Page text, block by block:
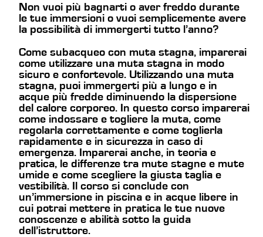
Non vuoi più bagnarti o aver freddo durante
le tue immersioni o vuoi semplicemente avere
la possibilità di immergerti tutto l’anno?
Come subacqueo con muta stagna, imparerai
come utilizzare una muta stagna in modo
sicuro e confortevole. Utilizzando una muta
stagna, puoi immergerti più a lungo e in
acque più fredde diminuendo la dispersione
del calore corporeo. In questo corso imparerai
come indossare e togliere la muta, come
regolarla correttamente e come toglierla
rapidamente e in sicurezza in caso di
emergenza. Imparerai anche, in teoria e
pratica, le differenze tra mute stagne e mute
umide e come scegliere la giusta taglia e
vestibilità. Il corso si conclude con
un’immersione in piscina e in acque libere in
cui potrai mettere in pratica le tue nuove
conoscenze e abilità sotto la guida
dell’istruttore.